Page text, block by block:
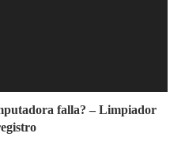
falla? – Limpiador